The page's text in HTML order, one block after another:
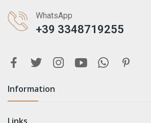
WhatsApp
+39 3348719255
Information